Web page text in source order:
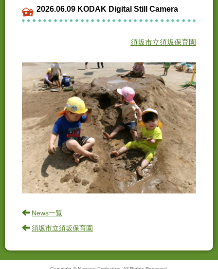
2026.06.09 KODAK Digital Still Camera
須坂市立須坂保育園
News一覧
須坂市立須坂保育園